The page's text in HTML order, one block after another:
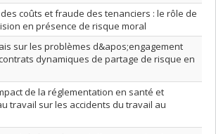
coûts et fraude des tenanciers : le rôle de
en présence de risque moral
sur les problèmes d&apos;engagement
dynamiques de partage de risque en
de la réglementation en santé et
travail sur les accidents du travail au